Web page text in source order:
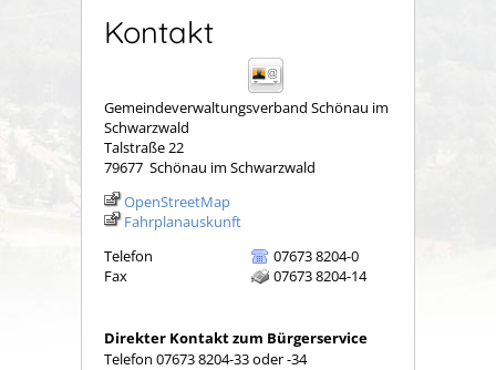
Kontakt
Gemeindeverwaltungsverband Schönau im
Schwarzwald
Talstraße 22
79677 Schönau im Schwarzwald
OpenStreetMap
Fahrplanauskunft
Telefon
07673 8204-0
Fax
07673 8204-14
Direkter Kontakt zum Bürgerservice
Telefon 07673 8204-33 oder -34